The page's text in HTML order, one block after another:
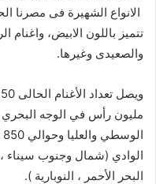
الانواع الشهيرة فى مصرنا
تتميز باللون الابيض، واغنام
والصعيدى وغيرها.
الوادي (شمال وجنوب سيناء
البحر الأحمر ، النوبارية ).